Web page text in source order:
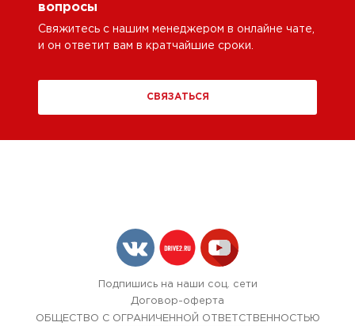
вопросы
Свяжитесь с нашим менеджером в онлайне чате,
и он ответит вам в кратчайшие сроки.
СВЯЗАТЬСЯ
Подпишись на наши соц. сети
Договор-оферта
ОБЩЕСТВО С ОГРАНИЧЕННОЙ ОТВЕТСТВЕННОСТЬЮ